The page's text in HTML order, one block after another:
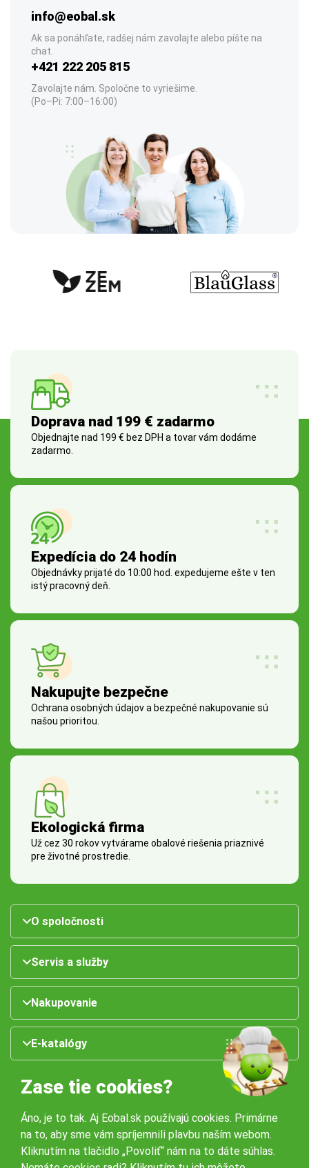
info@eobal.sk
Ak sa ponáhľate, radšej nám zavolajte alebo píšte na
chat.
+421 222 205 815
Zavolajte nám. Spoločne to vyriešime.
(Po–Pi: 7:00–16:00)
Doprava nad 199 € zadarmo
Objednajte nad 199 € bez DPH a tovar vám dodáme
zadarmo.
Expedícia do 24 hodín
Objednávky prijaté do 10:00 hod. expedujeme ešte v ten
istý pracovný deň.
Nakupujte bezpečne
Ochrana osobných údajov a bezpečné nakupovanie sú
našou prioritou.
Ekologická firma
Už cez 30 rokov vytvárame obalové riešenia priaznivé
pre životné prostredie.
O spoločnosti
Servis a služby
Nakupovanie
E-katalógy
Zase tie cookies?
Áno, je to tak. Aj Eobal.sk používajú cookies. Primárne
na to, aby sme vám spríjemnili plavbu naším webom.
Kliknutím na tlačidlo „Povoliť“ nám na to dáte súhlas.